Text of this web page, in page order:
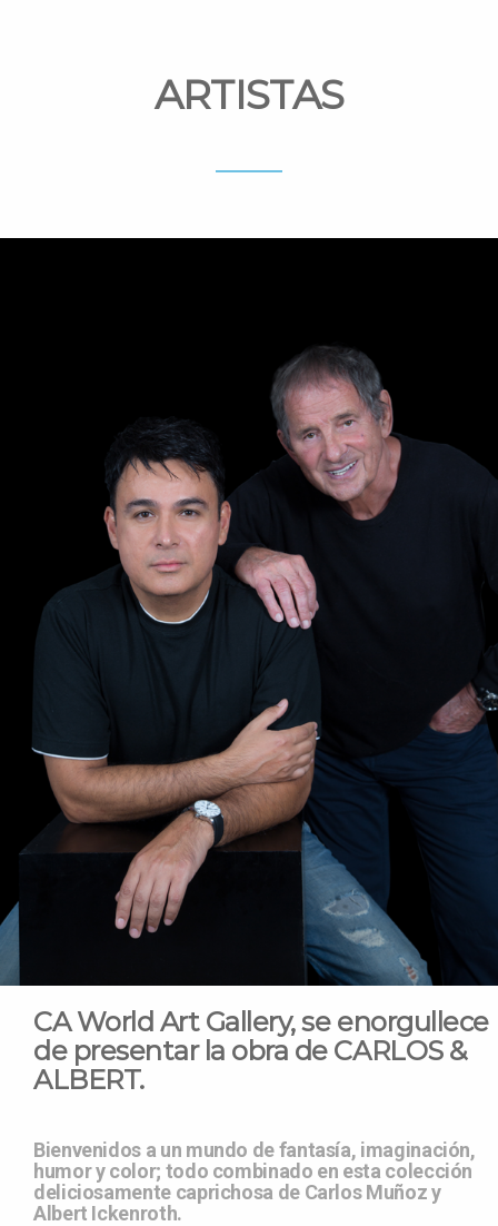
ARTISTAS
CA World Art Gallery, se enorgullece
de presentar la obra de CARLOS &
ALBERT.
Bienvenidos a un mundo de fantasía, imaginación,
humor y color; todo combinado en esta colección
deliciosamente caprichosa de Carlos Muñoz y
Albert Ickenroth.